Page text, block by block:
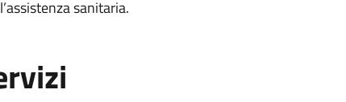
l’assistenza sanitaria.